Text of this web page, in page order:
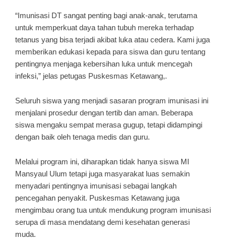
“Imunisasi DT sangat penting bagi anak-anak, terutama
untuk memperkuat daya tahan tubuh mereka terhadap
tetanus yang bisa terjadi akibat luka atau cedera. Kami juga
memberikan edukasi kepada para siswa dan guru tentang
pentingnya menjaga kebersihan luka untuk mencegah
infeksi,” jelas petugas Puskesmas Ketawang,.
Seluruh siswa yang menjadi sasaran program imunisasi ini
menjalani prosedur dengan tertib dan aman. Beberapa
siswa mengaku sempat merasa gugup, tetapi didampingi
dengan baik oleh tenaga medis dan guru.
Melalui program ini, diharapkan tidak hanya siswa MI
Mansyaul Ulum tetapi juga masyarakat luas semakin
menyadari pentingnya imunisasi sebagai langkah
pencegahan penyakit. Puskesmas Ketawang juga
mengimbau orang tua untuk mendukung program imunisasi
serupa di masa mendatang demi kesehatan generasi
muda.